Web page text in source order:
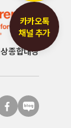
카카오톡
채널 추가
종합대상